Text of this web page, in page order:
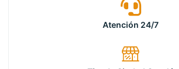
Atención 24/7